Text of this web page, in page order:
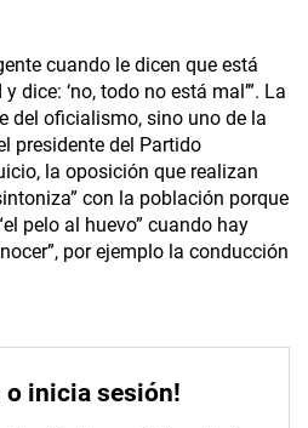
cuando le dicen que está
dice: ‘no, todo no está mal’”. La
del oficialismo, sino uno de la
presidente del Partido
la oposición que realizan
con la población porque
pelo al huevo” cuando hay
por ejemplo la conducción
o inicia sesión!